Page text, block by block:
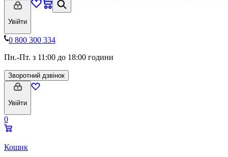
Увійти
0 800 300 334
Пн.-Пт. з 11:00 до 18:00 години
Зворотний дзвінок
Увійти
0
Кошик